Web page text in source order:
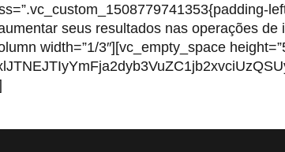
seus resultados nas operações de
width=”1/3″][vc_empty_space